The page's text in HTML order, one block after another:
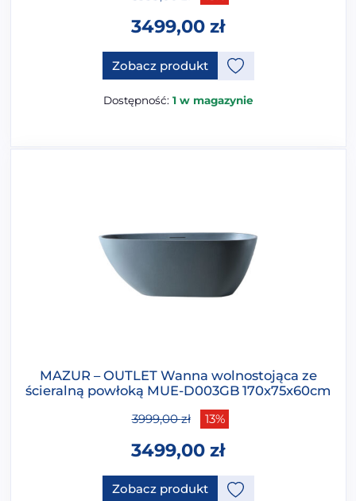
3499,00 zł
Zobacz produktTen produkt ma opcje, które
Dostępność: 1 w magazynie
MAZUR – OUTLET Wanna wolnostojąca ze
ścieralną powłoką MUE-D003GB 170x75x60cm
3999,00zł 13%
3499,00 zł
Zobacz produktTen produkt ma opcje, które